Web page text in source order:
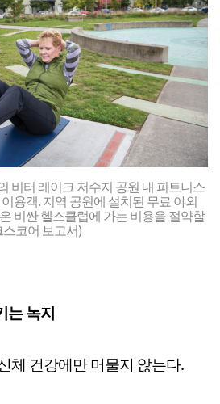
비터 레이크 저수지 공원 내 피트니스
용객. 지역 공원에 설치된 무료 야외
비싼 헬스클럽에 가는 비용을 절약할
스코어 보고서)
는 녹지
체 건강에만 머물지 않는다.